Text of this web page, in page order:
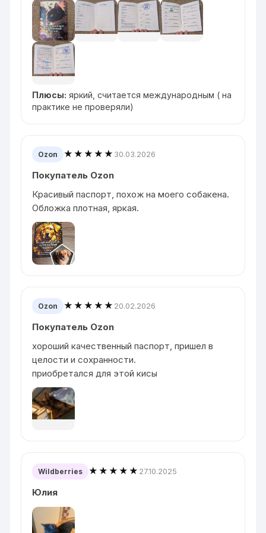
Плюсы: яркий, считается международным ( на
практике не проверяли)
Ozon ★★★★★ 30.03.2026
Покупатель Ozon
Красивый паспорт, похож на моего собакена.
Обложка плотная, яркая.
Ozon ★★★★★ 20.02.2026
Покупатель Ozon
хороший качественный паспорт, пришел в
целости и сохранности.
приобретался для этой кисы
Wildberries ★★★★★ 27.10.2025
Юлия